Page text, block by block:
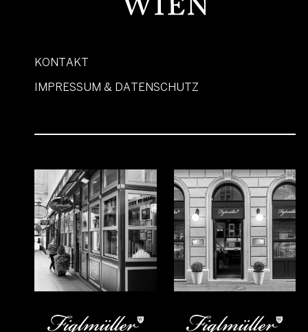
KONTAKT
IMPRESSUM & DATENSCHUTZ